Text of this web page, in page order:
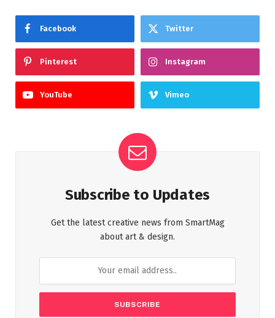
Facebook Twitter
Pinterest Instagram
YouTube Vimeo
Subscribe to Updates
Get the latest creative news from SmartMag
about art & design.